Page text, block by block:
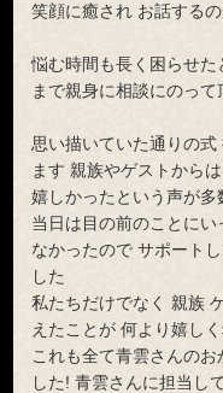
笑顔に癒され お話する
悩む時間も長く困らせ
まで親身に相談にのって
思い描いていた通りの
ます 親族やゲストから
嬉しかったという声が多
当日は目の前のことに
なかったので サポート
した
私たちだけでなく 親族
えたことが 何より嬉し
これも全て青雲さんの
した! 青雲さんに担当し